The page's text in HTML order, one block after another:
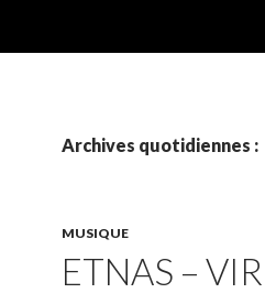
Archives quotidiennes :
MUSIQUE
ETNAS –